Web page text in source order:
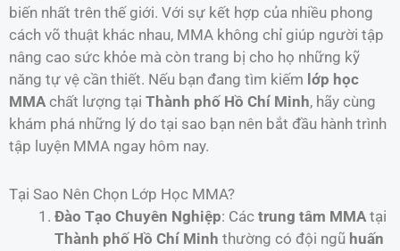
biến nhất trên thế giới. Với sự kết hợp của nhiều phong
cách võ thuật khác nhau, MMA không chỉ giúp người tập
nâng cao sức khỏe mà còn trang bị cho họ những kỹ
năng tự vệ cần thiết. Nếu bạn đang tìm kiếm lớp học
MMA chất lượng tại Thành phố Hồ Chí Minh, hãy cùng
khám phá những lý do tại sao bạn nên bắt đầu hành trình
tập luyện MMA ngay hôm nay.
Tại Sao Nên Chọn Lớp Học MMA?
Đào Tạo Chuyên Nghiệp: Các trung tâm MMAtại
Thành phố Hồ Chí Minh thường có đội ngũ huấn